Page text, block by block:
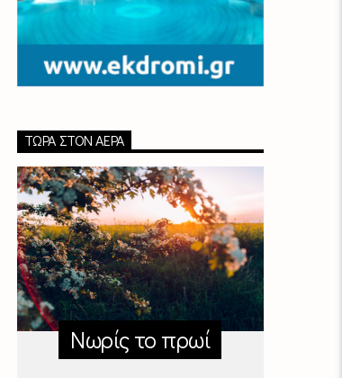
ΤΏΡΑ ΣΤΟΝ ΑΈΡΑ
Νωρίς το πρωί